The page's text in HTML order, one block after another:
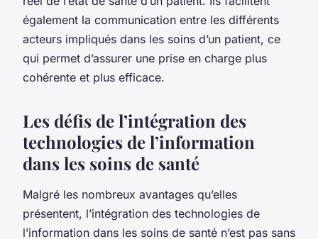
également la communication entre les différents
acteurs impliqués dans les soins d’un patient, ce
qui permet d’assurer une prise en charge plus
cohérente et plus efficace.
Les défis de l’intégration des
technologies de l’information
dans les soins de santé
Malgré les nombreux avantages qu’elles
présentent, l’intégration des technologies de
l’information dans les soins de santé n’est pas sans